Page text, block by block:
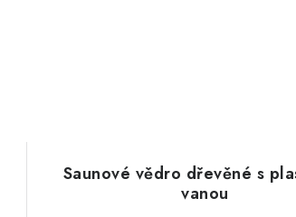
Saunové vědro dřevěné s
vanou